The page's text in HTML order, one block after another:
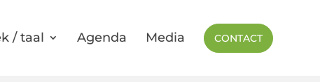
/ taal Agenda Media CONTACT